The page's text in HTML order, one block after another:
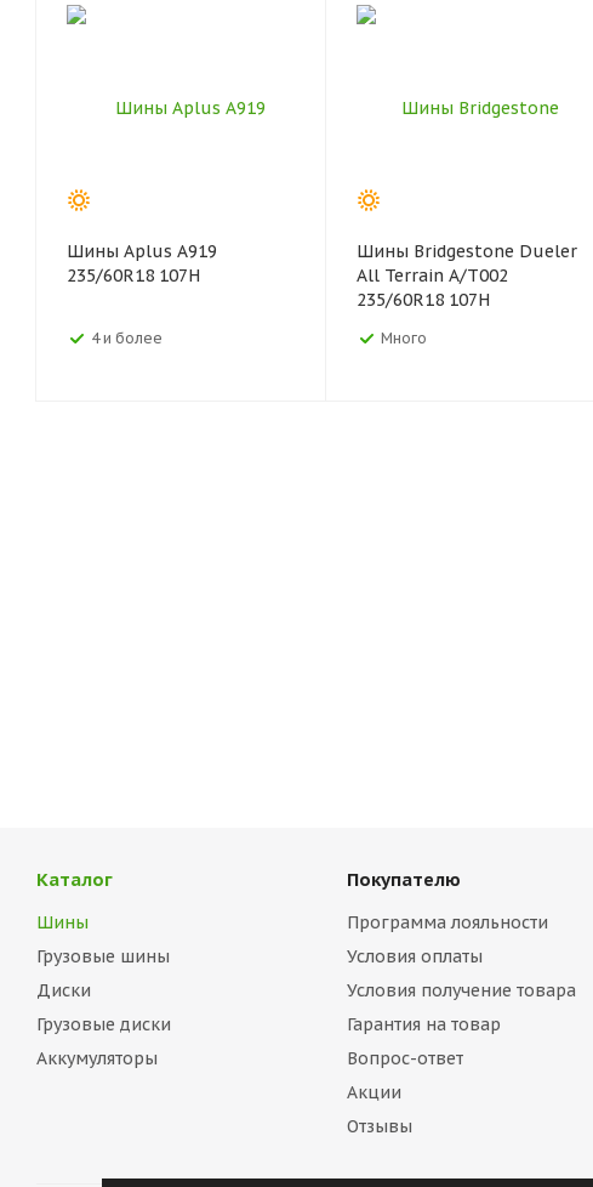
Шины Aplus A919
235/60R18 107H
4 и более
Шины Bridgestone Dueler
All Terrain A/T002
235/60R18 107H
Много
Каталог
Шины
Грузовые шины
Диски
Грузовые диски
Аккумуляторы
Покупателю
Программа лояльности
Условия оплаты
Условия получение товара
Гарантия на товар
Вопрос-ответ
Акции
Отзывы